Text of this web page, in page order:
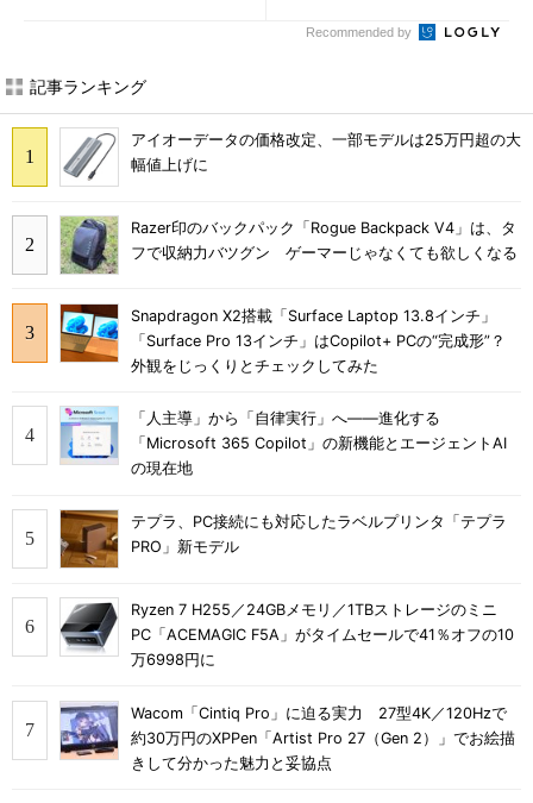
Recommended by
記事ランキング
アイオーデータの価格改定、一部モデルは25万円超の大
幅値上げに
Razer印のバックパック「Rogue Backpack V4」は、タ
フで収納力バツグン ゲーマーじゃなくても欲しくなる
Snapdragon X2搭載「Surface Laptop 13.8インチ」
「Surface Pro 13インチ」はCopilot+ PCの“完成形”？
外観をじっくりとチェックしてみた
「人主導」から「自律実行」へ――進化する
「Microsoft 365 Copilot」の新機能とエージェントAI
の現在地
テプラ、PC接続にも対応したラベルプリンタ「テプラ
PRO」新モデル
Ryzen 7 H255／24GBメモリ／1TBストレージのミニ
PC「ACEMAGIC F5A」がタイムセールで41％オフの10
万6998円に
Wacom「Cintiq Pro」に迫る実力 27型4K／120Hzで
約30万円のXPPen「Artist Pro 27（Gen 2）」でお絵描
きして分かった魅力と妥協点